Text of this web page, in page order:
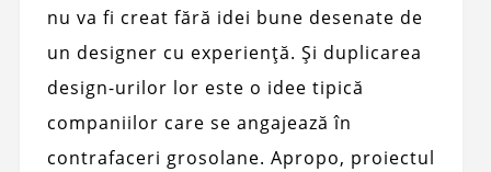
nu va fi creat fără idei bune desenate de
un designer cu experiență. Și duplicarea
design-urilor lor este o idee tipică
companiilor care se angajează în
contrafaceri grosolane. Apropo, proiectul